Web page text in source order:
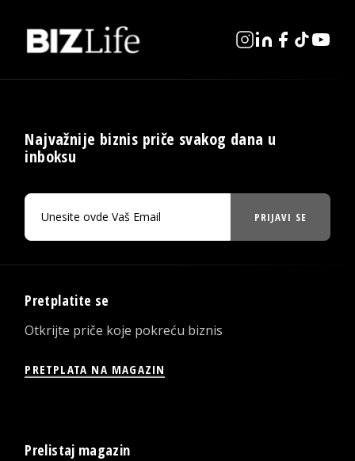
Najvažnije biznis priče svakog dana u
inboksu
PRIJAVI SE
Pretplatite se
Otkrijte priče koje pokreću biznis
PRETPLATA NA MAGAZIN
Prelistaj magazin